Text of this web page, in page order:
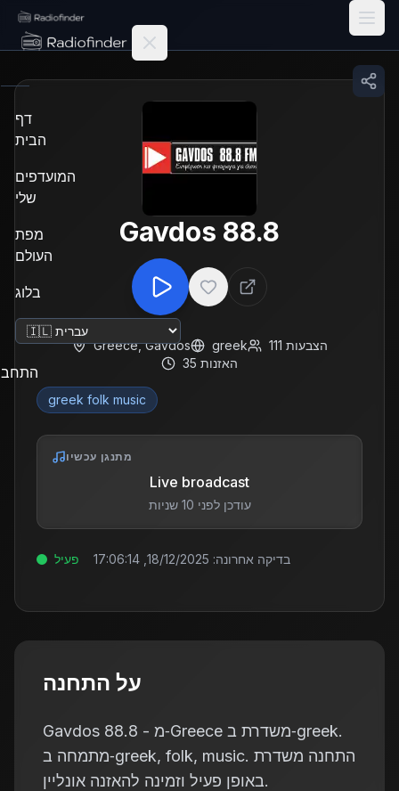
Radiofinder home
דף
הבית
המועדפים
שלי
מפת
העולם
בלוג
שנה שפה
Gavdos 88.8
Greece,Gavdos greek 111 הצבעות
35 האזנות
greek folk music
מתנגן עכשיו
Live broadcast
עודכן לפני 10 שניות
פעיל בדיקה אחרונה: 18/12/2025, 17:06:14
על התחנה
Gavdos 88.8 - מ‑Greece משדרת ב‑greek.
מתמחה ב‑greek, folk, music. התחנה משדרת
באופן פעיל וזמינה להאזנה אונליין.